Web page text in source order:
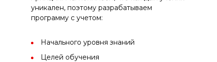
уникален, поэтому разрабатываем
программу с учетом:
Начального уровня знаний
Целей обучения